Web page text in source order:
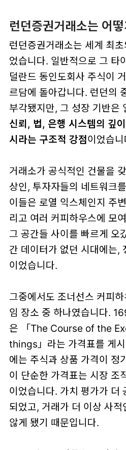
런던증권거래소는 어
런던증권거래소는 세계 최
었습니다. 일반적으로 그 타
덜란드 동인도회사 주식이
르담에 돌아갑니다. 런던의
부각됐지만, 그 성장 기반은
신뢰, 법, 은행 시스템의 깊
시라는 구조적 강점이었습니
거래소가 공식적인 건물을
상인, 투자자들의 네트워크
이들은 로열 익스체인지 주
리고 여러 커피하우스에 모
그 공간들 사이를 빠르게 오
간 데이터가 없던 시대에는,
이었습니다.
그중에서도 조너선스 커피
임 장소 중 하나였습니다.
은 「The Course of the
things」라는 가격표를 게시
에는 주식과 상품 가격이 정
이 단순한 가격표는 시장 조
이었습니다. 가치 평가가 더
되었고, 거래가 더 이상 사적
않게 됐기 때문입니다.